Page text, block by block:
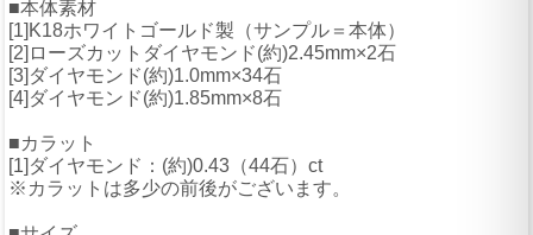
■本体素材
[1]K18ホワイトゴールド製（サンプル＝本体）
[2]ローズカットダイヤモンド(約)2.45mm×2石
[3]ダイヤモンド(約)1.0mm×34石
[4]ダイヤモンド(約)1.85mm×8石
■カラット
[1]ダイヤモンド：(約)0.43（44石）ct
※カラットは多少の前後がございます。